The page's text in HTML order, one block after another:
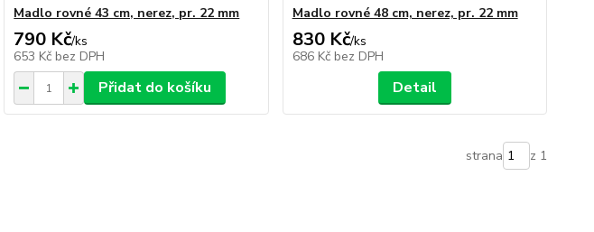
Madlo rovné 43 cm, nerez, pr. 22 mm
790 Kč/ks
653 Kč bez DPH
Přidat do košíku
Madlo rovné 48 cm, nerez, pr. 22 mm
830 Kč/ks
686 Kč bez DPH
Detail
strana z 1